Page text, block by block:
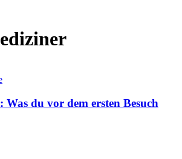
Was du vor dem ersten Besuch